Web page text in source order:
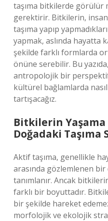
taşıma bitkilerde görülür
gerektirir. Bitkilerin,
taşıma yapıp
yapmak, aslında hayatta
şekilde farklı formlarda
önüne serebilir. Bu
antropolojik bir
kültürel bağlamlarda
tartışacağız.
Bitkilerin
Doğadaki
Aktif taşıma, genellikle
arasında gözlemlenen
tanımlanır. Ancak
farklı bir boyuttadır.
bir şekilde hareket
morfolojik ve ekolojik